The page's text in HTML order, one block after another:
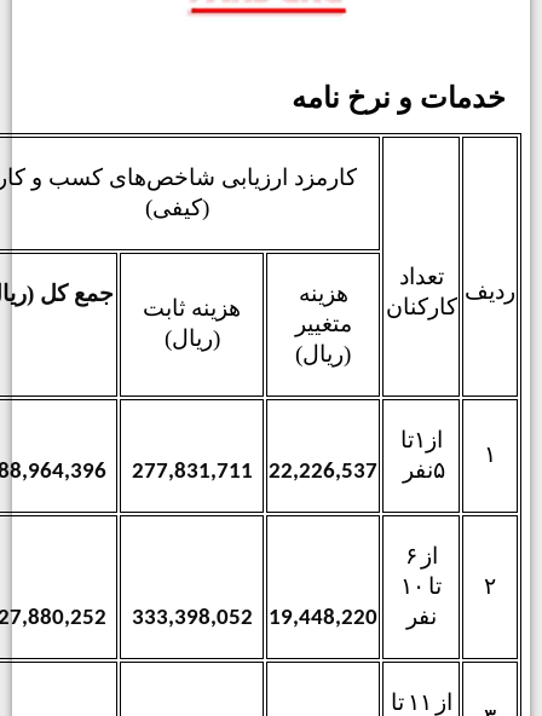
خدمات و نرخ نامه
تعداد
کارکنان
کارمزد ارزیابی شاخص‌های کسب و کار
(کیفی)
هزینه
متغییر
(ریال)
هزینه ثابت
(ریال)
جمع کل (ریال)
تا
نفر 22,226,537
277,831,711
388,964,396
۶
۱۰
19,448,220
333,398,052
527,880,252
۱۱ تا